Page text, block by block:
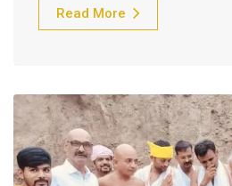
Read More